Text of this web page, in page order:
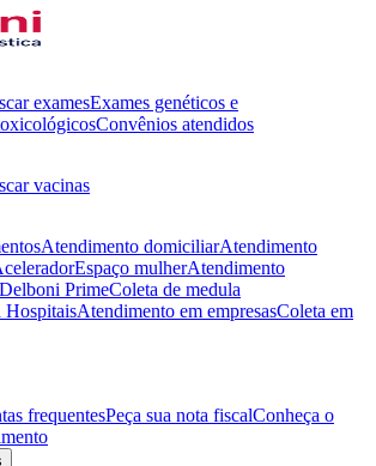
examesExames genéticos e
Convênios atendidos
vacinas
Atendimento domiciliarAtendimento
Espaço mulherAtendimento
Delboni PrimeColeta de medula
HospitaisAtendimento em empresasColeta em
frequentesPeça sua nota fiscalConheça o